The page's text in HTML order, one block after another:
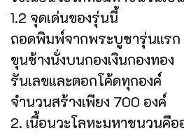
1.2 จุดเด่นของรุ่นนี้
ถอดพิมพ์จากพระบูชารุ่นแรก
ขุนช้างนั่งบนกองเงินกองทอง
รันเลขและตอกโค้ดทุกองค์
จำนวนสร้างเพียง 700 องค์
2. เนื้อนวะโลหะมหาชนวนคือ